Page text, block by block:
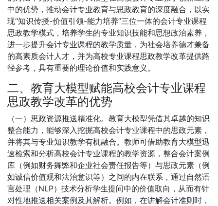
中的优势，推动会计专业教育与思政教育的深度融合，以实
现“知识传授-价值引领-能力培养”三位一体的会计专业课程
思政教学模式，培养学生的专业知识技能和思想政治素养，
进一步提升会计专业课程的教学质量，为社会培养德才兼备
的高素质会计人才，并为高校专业课程思政教学改革提供路
径参考，具有重要的理论价值和实践意义。
二、教育大模型赋能高校会计专业课程
思政教学改革的优势
（一）思政资源推送精准化。教育大模型凭借其卓越的知识
整合能力，能够深入挖掘高校会计专业课程中的思政元素，
并将其与专业知识教学有机融合。教师可借助教育大模型迅
速检索和分析高校会计专业课程的教学资源，整合会计案例
库（例如财务舞弊和企业社会责任报告等）与思政元素（例
如诚信价值观和法治意识等）之间的内在联系，通过自然语
言处理（NLP）技术分析学生提问中的价值取向，从而有针
对性地推送相关案例及其解析。例如，在讲解会计准则时，